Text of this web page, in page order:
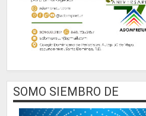
SOMO SIEMBRO DE